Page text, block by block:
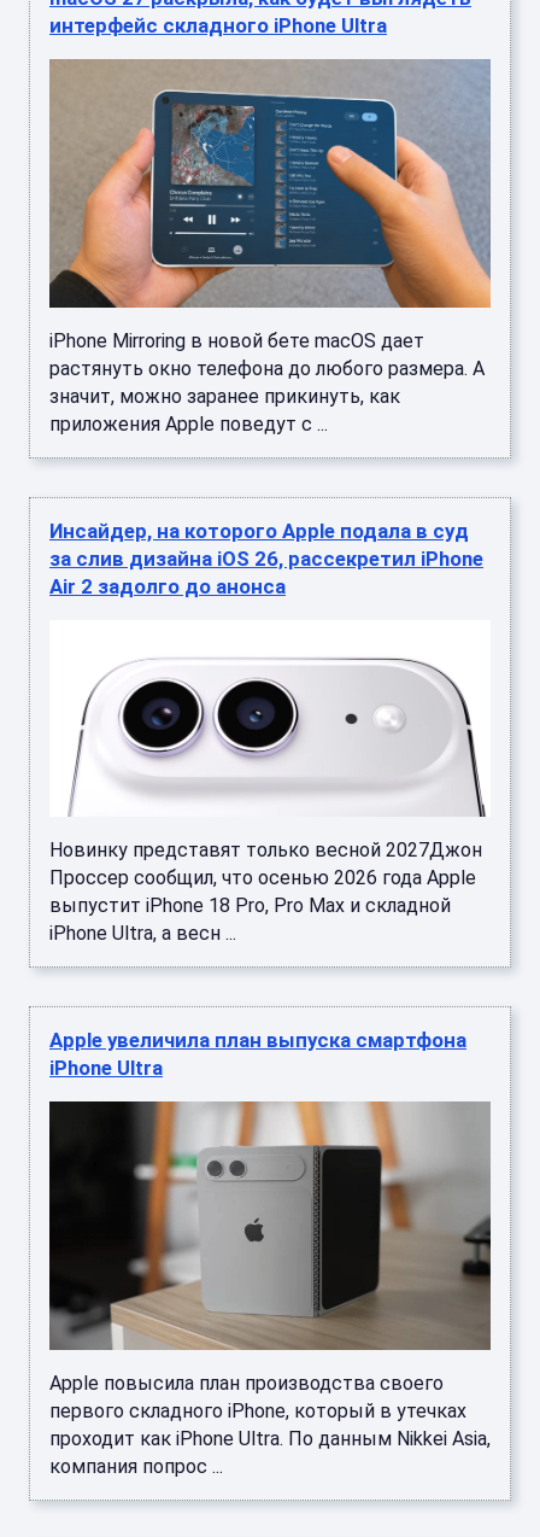
интерфейс складного iPhone Ultra
iPhone Mirroring в новой бете macOS дает
растянуть окно телефона до любого размера. А
значит, можно заранее прикинуть, как
приложения Apple поведут с ...
Инсайдер, на которого Apple подала в суд
за слив дизайна iOS 26, рассекретил iPhone
Air 2 задолго до анонса
Новинку представят только весной 2027Джон
Проссер сообщил, что осенью 2026 года Apple
выпустит iPhone 18 Pro, Pro Max и складной
iPhone Ultra, а весн ...
Apple увеличила план выпуска смартфона
iPhone Ultra
Apple повысила план производства своего
первого складного iPhone, который в утечках
проходит как iPhone Ultra. По данным Nikkei Asia,
компания попрос ...